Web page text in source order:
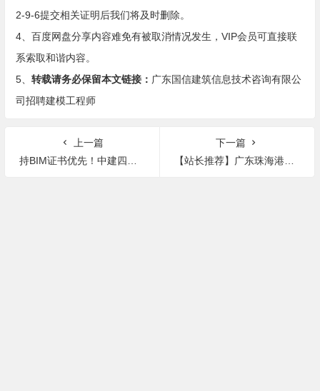
2-9-6提交相关证明后我们将及时删除。
4、百度网盘分享内容难免有被取消情况发生，VIP会员可直接联
系索取和谐内容。
5、 转载请务必保留本文链接： 广东国信建筑信息技术咨询有限公
司招聘建模工程师
上一篇
持BIM证书优先！中建四局安装公司招聘BIM工程师，综合收入25万起步
下一篇
【站长推荐】广东珠海港资央企急招BIM工程师！真实有效！